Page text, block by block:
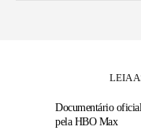
LEIA
Documentário
pela HBO Max